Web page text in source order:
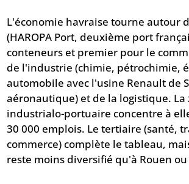
L'économie havraise tourne autour
(HAROPA Port, deuxième port
conteneurs et premier pour le
de l'industrie (chimie, pétrochimie,
automobile avec l'usine Renault de
aéronautique) et de la logistique. La
industrialo-portuaire concentre à
30 000 emplois. Le tertiaire (santé,
commerce) complète le tableau,
reste moins diversifié qu'à Rouen ou